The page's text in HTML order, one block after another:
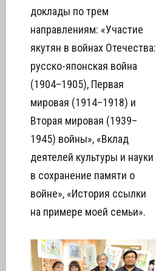
доклады по трем
направлениям: «Участие
якутян в войнах Отечества:
русско-японская война
(1904–1905), Первая
мировая (1914–1918) и
Вторая мировая (1939–
1945) войны», «Вклад
деятелей культуры и науки
в сохранение памяти о
войне», «История ссылки
на примере моей семьи».